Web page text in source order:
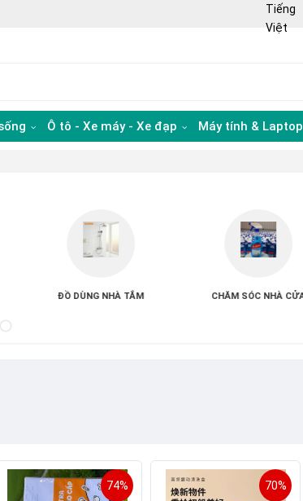
Tiếng
Việt
Ô tô - Xe máy - Xe đạp Máy tính & Laptop
& LÀM ĐẸP ĐỒ DÙNG KHÁC
74% 70%